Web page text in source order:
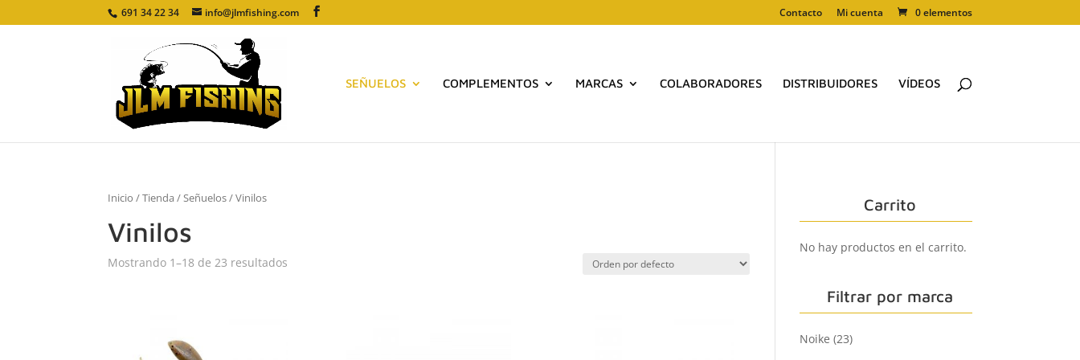
691 34 22 34 info@jlmfishing.com Contacto Mi cuenta 0 elementos
SEÑUELOS COMPLEMENTOS MARCAS COLABORADORES DISTRIBUIDORES VÍDEOS
Inicio /Tienda /Señuelos/ Vinilos
Vinilos
Mostrando 1–18 de 23 resultados
Carrito
No hay productos en el carrito.
Filtrar por marca
Noike (23)